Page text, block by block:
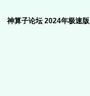
神算子论坛 2024年极速版